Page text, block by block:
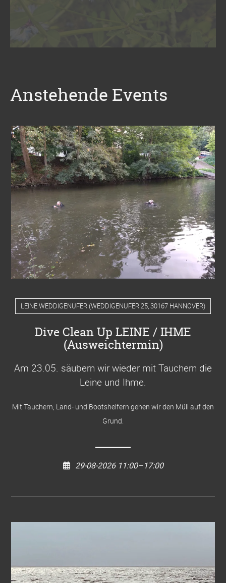
Anstehende Events
LEINE WEDDIGENUFER (WEDDIGENUFER 25, 30167 HANNOVER)
Dive Clean Up LEINE / IHME
(Ausweichtermin)
Am 23.05. säubern wir wieder mit Tauchern die
Leine und Ihme.
Mit Tauchern, Land- und Bootshelfern gehen wir den Müll auf den
Grund.
29-08-2026 11:00–17:00